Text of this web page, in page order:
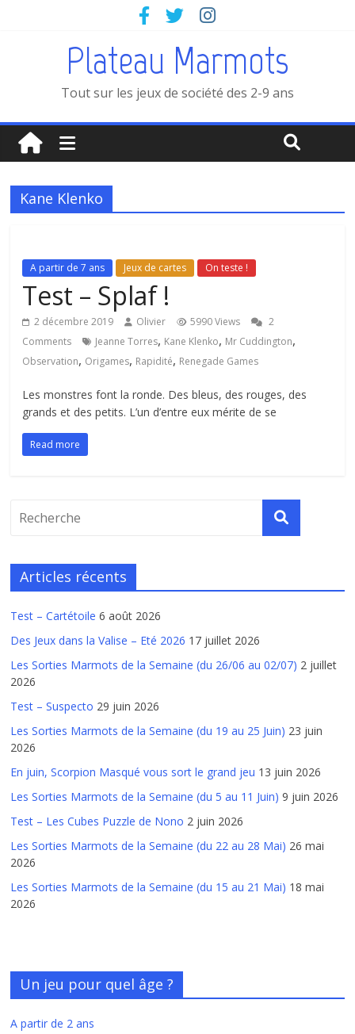
Plateau Marmots
Tout sur les jeux de société des 2-9 ans
Kane Klenko
A partir de 7 ans Jeux de cartes On teste !
Test – Splaf !
2 décembre 2019 Olivier 5990 Views
2
Comments
Jeanne Torres, Kane Klenko, Mr Cuddington,
Observation, Origames, Rapidité, Renegade Games
Les monstres font la ronde. Des bleus, des rouges, des
grands et des petits. L’un d’entre eux mérite de se
Read more
Articles récents
Test – Cartétoile 6 août 2026
Des Jeux dans la Valise – Eté 2026 17 juillet 2026
Les Sorties Marmots de la Semaine (du 26/06 au 02/07) 2 juillet
2026
Test – Suspecto 29 juin 2026
Les Sorties Marmots de la Semaine (du 19 au 25 Juin) 23 juin
2026
En juin, Scorpion Masqué vous sort le grand jeu 13 juin 2026
Les Sorties Marmots de la Semaine (du 5 au 11 Juin) 9 juin 2026
Test – Les Cubes Puzzle de Nono 2 juin 2026
Les Sorties Marmots de la Semaine (du 22 au 28 Mai) 26 mai
2026
Les Sorties Marmots de la Semaine (du 15 au 21 Mai) 18 mai
2026
Un jeu pour quel âge ?
A partir de 2 ans